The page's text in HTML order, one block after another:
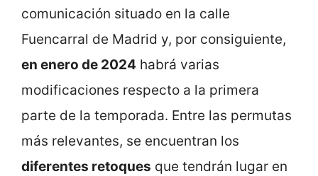
comunicación situado en la calle
Fuencarral de Madrid y, por consiguiente,
en enero de 2024 habrá varias
modificaciones respecto a la primera
parte de la temporada. Entre las permutas
más relevantes, se encuentran los
diferentes retoques que tendrán lugar en